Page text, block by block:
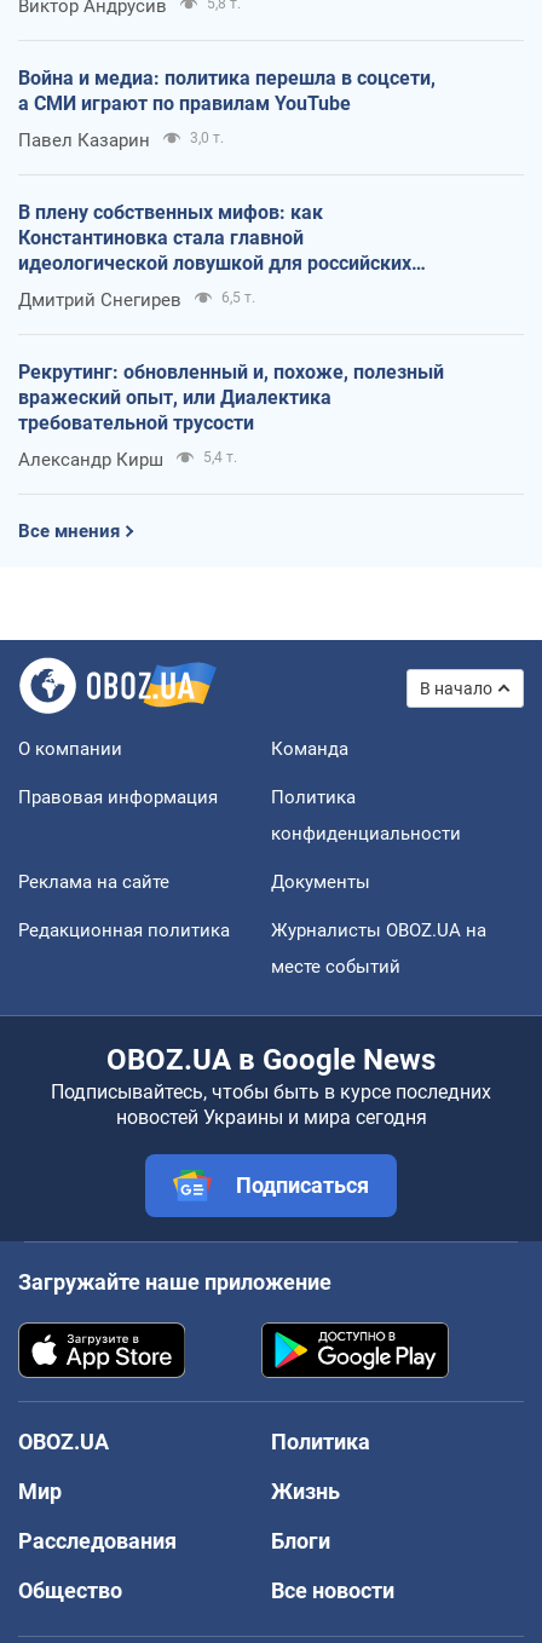
Виктор Андрусив
Война и медиа: политика перешла в соцсети,
а СМИ играют по правилам YouTube
Павел Казарин 3,0 т.
В плену собственных мифов: как
Константиновка стала главной
идеологической ловушкой для российских
оккупантов
Дмитрий Снегирев 6,5 т.
Рекрутинг: обновленный и, похоже, полезный
вражеский опыт, или Диалектика
требовательной трусости
Александр Кирш 5,4 т.
Все мнения
В начало
О компании Команда
Правовая информация
Политика
конфиденциальности
Реклама на сайте Документы
Редакционная политика
Журналисты OBOZ.UA на
месте событий
OBOZ.UA в Google News
Подписывайтесь, чтобы быть в курсе последних
новостей Украины и мира сегодня
Подписаться
Загружайте наше приложение
OBOZ.UA
Политика
Мир
Жизнь
Расследования
Блоги
Общество
Все новости